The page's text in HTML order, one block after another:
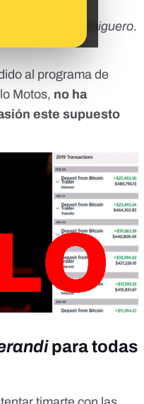
El Hormiguero.
al programa de
Motos, no ha
este supuesto
para todas